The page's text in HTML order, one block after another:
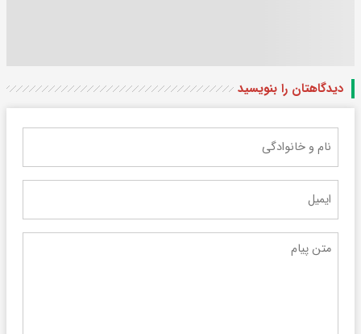
دیدگاهتان را بنویسید